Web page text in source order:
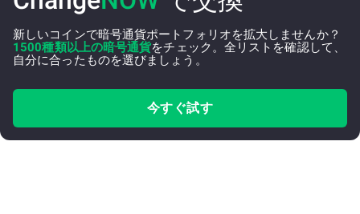
新しいコインで暗号通貨ポートフォリオを拡大しませんか？
1500種類以上の暗号通貨をチェック。全リストを確認して、
自分に合ったものを選びましょう。
今すぐ試す